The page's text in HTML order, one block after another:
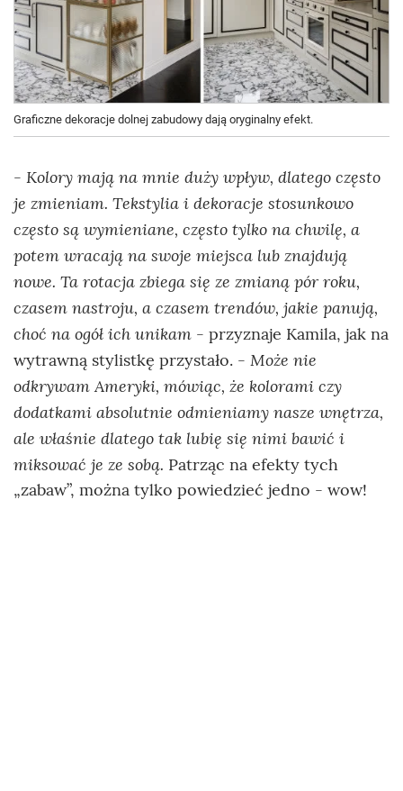
Graficzne dekoracje dolnej zabudowy dają oryginalny efekt.
- Kolory mają na mnie duży wpływ, dlatego często
je zmieniam. Tekstylia i dekoracje stosunkowo
często są wymieniane, często tylko na chwilę, a
potem wracają na swoje miejsca lub znajdują
nowe. Ta rotacja zbiega się ze zmianą pór roku,
czasem nastroju, a czasem trendów, jakie panują,
choć na ogół ich unikam - przyznaje Kamila, jak na
wytrawną stylistkę przystało. - Może nie
odkrywam Ameryki, mówiąc, że kolorami czy
dodatkami absolutnie odmieniamy nasze wnętrza,
ale właśnie dlatego tak lubię się nimi bawić i
miksować je ze sobą. Patrząc na efekty tych
„zabaw”, można tylko powiedzieć jedno - wow!